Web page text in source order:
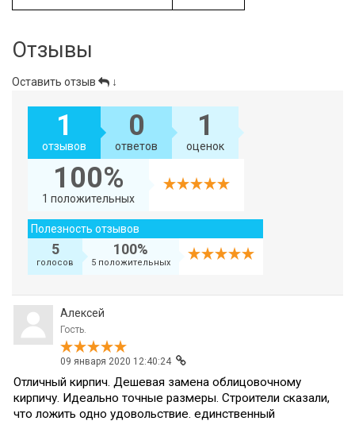
Отзывы
Оставить отзыв ↓
1
отзывов
0
ответов
1
оценок
100%
1 положительных
Полезность отзывов
5
голосов
100%
5 положительных
Алексей
Гость.
09 января 2020 12:40:24
Отличный кирпич. Дешевая замена облицовочному
кирпичу. Идеально точные размеры. Строители сказали,
что ложить одно удовольствие. единственный